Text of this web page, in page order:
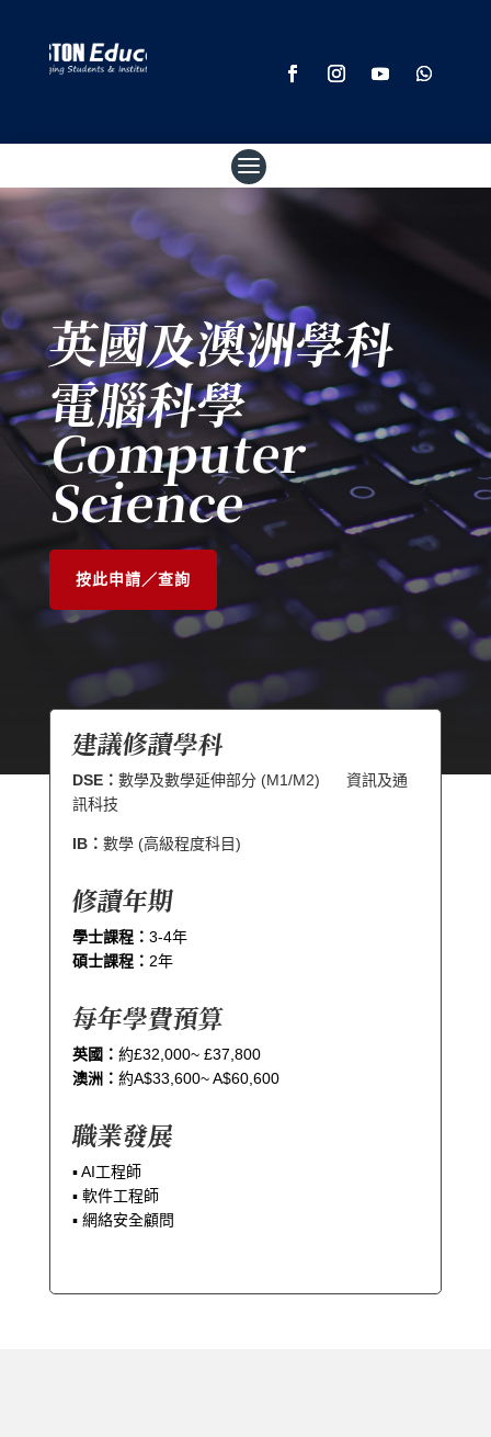
英國及澳洲學科
電腦科學
Computer
Science
按此申請／查詢
建議修讀學科
DSE： 數學及數學延伸部分 (M1/M2) 資訊及通
訊科技
IB： 數學 (高級程度科目)
修讀年期
學士課程： 3-4年
碩士課程： 2年
每年學費預算
英國： 約£32,000~ £37,800
澳洲： 約A$33,600~ A$60,600
職業發展
▪︎ AI工程師
▪︎ 軟件工程師
▪︎ 網絡安全顧問